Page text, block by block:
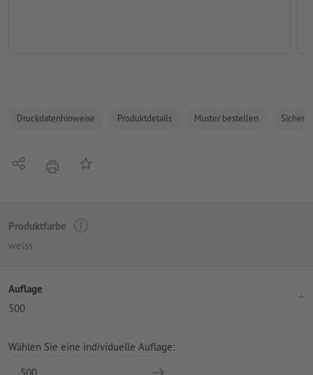
Druckdatenhinweise Produktdetails Muster bestellen
Teilen DruckenAuf die Merkliste
Produktfarbe
weiss
Auflage
500
Wählen Sie eine individuelle Auflage: